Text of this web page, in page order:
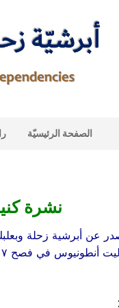
الصفحة الرئيسيّة
نشرة
عن أبرشية زحلة
أنطونيوس في فصح ٢٠١٧.